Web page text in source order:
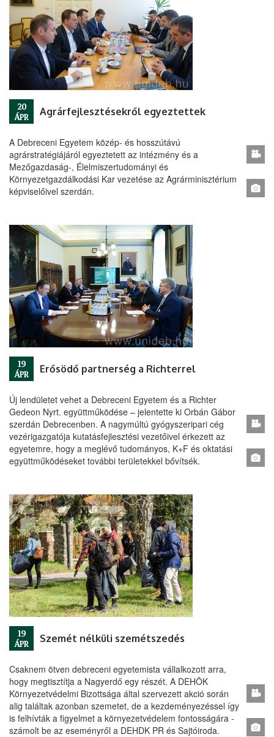
20
ÁPR
Agrárfejlesztésekről egyeztettek
A Debreceni Egyetem közép- és hosszútávú
agrárstratégiájáról egyeztetett az intézmény és a
Mezőgazdaság-, Élelmiszertudományi és
Környezetgazdálkodási Kar vezetése az Agrárminisztérium
képviselőivel szerdán.
19
ÁPR
Erősödő partnerség a Richterrel
Új lendületet vehet a Debreceni Egyetem és a Richter
Gedeon Nyrt. együttműködése – jelentette ki Orbán Gábor
szerdán Debrecenben. A nagymúltú gyógyszeripari cég
vezérigazgatója kutatásfejlesztési vezetőivel érkezett az
egyetemre, hogy a meglévő tudományos, K+F és oktatási
együttműködéseket további területekkel bővítsék.
19
ÁPR
Szemét nélküli szemétszedés
Csaknem ötven debreceni egyetemista vállalkozott arra,
hogy megtisztítja a Nagyerdő egy részét. A DEHÖK
Környezetvédelmi Bizottsága által szervezett akció során
alig találtak azonban szemetet, de a kezdeményezéssel így
is felhívták a figyelmet a környezetvédelem fontosságára -
számolt be az eseményről a DEHDK PR és Sajtóiroda.